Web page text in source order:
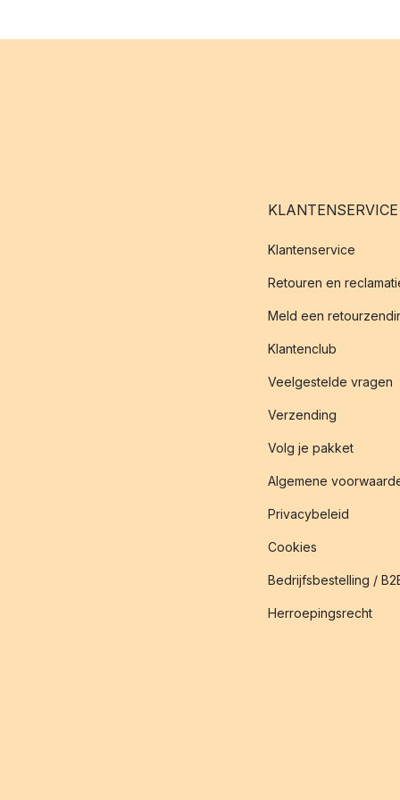
KLANTENSERVICE
Klantenservice
Retouren en
Meld een
Klantenclub
Veelgestelde vragen
Verzending
Volg je pakket
Algemene
Privacybeleid
Cookies
Bedrijfsbestelling /
Herroepingsrecht